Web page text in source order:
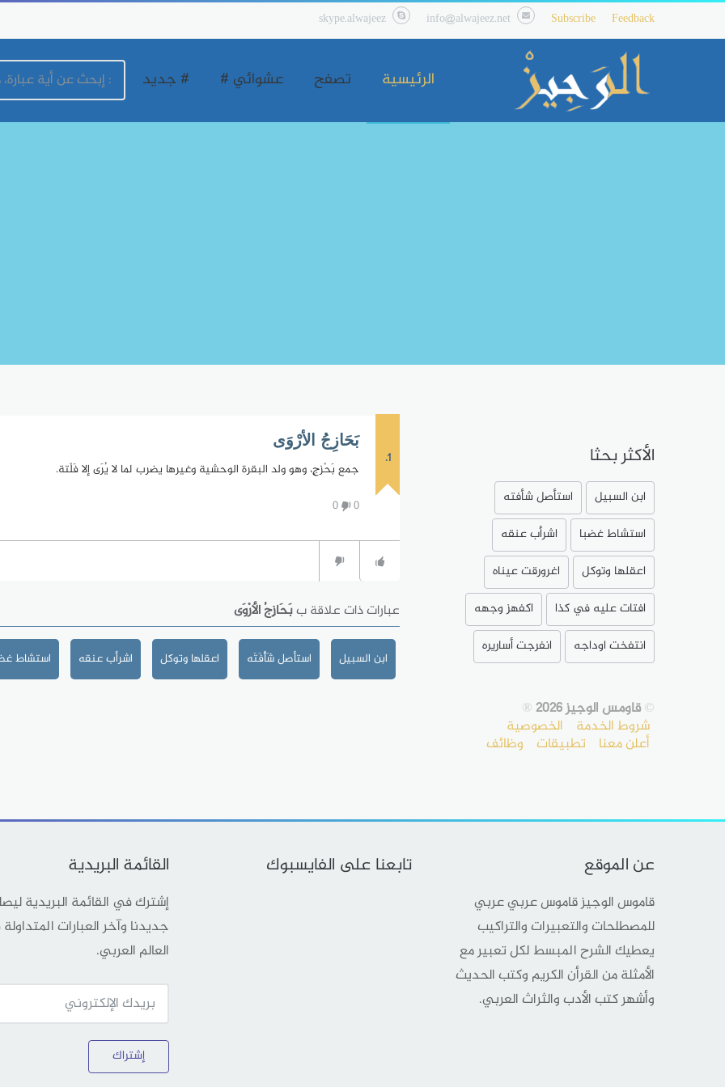
Feedback
Subscribe
info@alwajeez.net
skype.alwajeez
الرئيسية تصفح عشوائي # # جديد
1.
بَحَازِجُ الأرْوَى
جمع بَحْزجٍ، وهو ولد البقرة الوحشية وغيرها يضرب لما لا يُرَى إلا فَلْتة.
0
0
عبارات ذات علاقة ببَحَازِجُ الأرْوَى
ابن السبيل استأصل شَأْفَتَه اعقلها وتوكل اشرأب عنقه استشاط
الأكثر بحثا
ابن السبيل
استأصل شأفته
استشاط غضبا
اشرأب عنقه
اعقلها وتوكل
اغرورقت عيناه
افتات عليه في كذا
اكفهز وجهه
انتفخت اوداجه
انفرجت أساريره
©قاومس الوجيز 2026 ®
شروط الخدمة الخصوصية
أعلن معنا تطبيقات وظائف
عن الموقع
قاموس الوجيز قاموس عربي عربي
للمصطلحات والتعبيرات والتراكيب
يعطيك الشرح المبسط لكل تعبير مع
الأمثلة من القرأن الكريم وكتب الحديث
وأشهر كتب الأدب والثراث العربي.
تابعنا على الفايسبوك القائمة البريدية
إشترك في القائمة البريدية
جديدنا وآخر العبارات
العالم العربي.
إشتراك